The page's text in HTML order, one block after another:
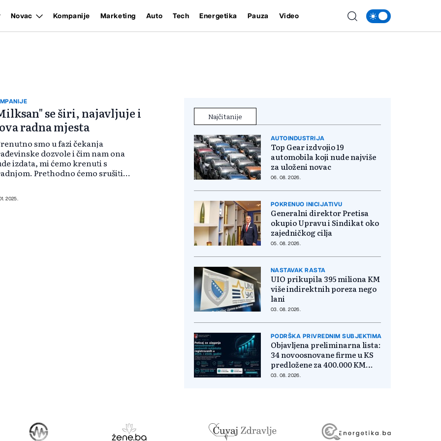
Novac Kompanije Marketing Auto Tech Energetika Pauza Video
se širi, najavljuje i
radna mjesta
smo u fazi čekanja
dozvole i čim nam ona
izdata, mi ćemo krenuti s
Prethodno ćemo srušiti
zgradu s proširenim
2025.
Najčitanije
AUTOINDUSTRIJA
Top Gear izdvojio 19
automobila koji nude najviše
za uloženi novac
06. 08. 2026.
POKRENUO INICIJATIVU
Generalni direktor Pretisa
okupio Upravu i Sindikat oko
zajedničkog cilja
05. 08. 2026.
NASTAVAK RASTA
UIO prikupila 395 miliona KM
više indirektnih poreza nego
lani
03. 08. 2026.
PODRŠKA PRIVREDNIM SUBJEKTIMA
Objavljena preliminarna lista:
34 novoosnovane firme u KS
predložene za 400.000 KM
poticaja
03. 08. 2026.